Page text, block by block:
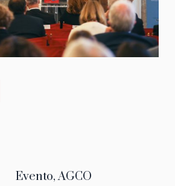
Evento, AGCO